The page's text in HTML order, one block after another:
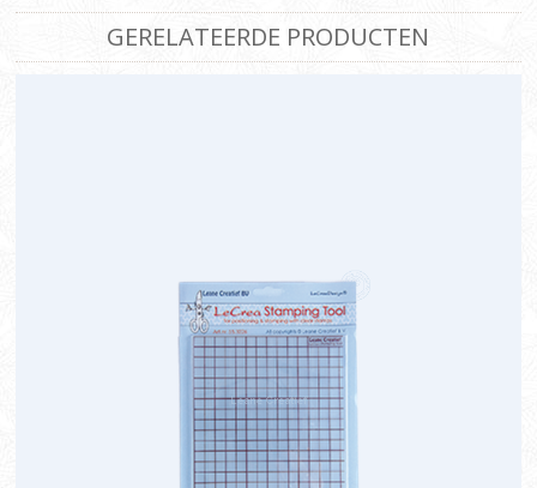
GERELATEERDE PRODUCTEN